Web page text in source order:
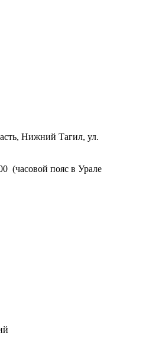
Нижний Тагил, ул.
(часовой пояс в Урале